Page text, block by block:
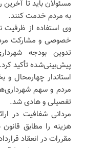
مسئولان باید تا
به مردم خدمت کنند.
وی استفاده از ظرفیت
خصوصی و مشارکت
تدوین بودجه
پیش‌بینی‌شده تأکید کرد.
استاندار چهارمحال
مردم و سهم
تفصیلی و هادی شد.
مردانی شفافیت در
هزینه را مطابق
مقررات در انعقاد